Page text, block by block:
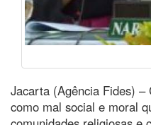
Jacarta (Agência Fides)
como mal social e moral